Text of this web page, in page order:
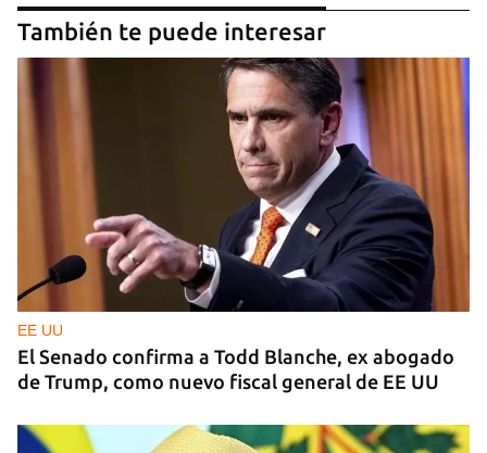
También te puede interesar
EE UU
El Senado confirma a Todd Blanche, ex abogado
de Trump, como nuevo fiscal general de EE UU